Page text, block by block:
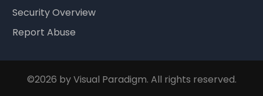
Security Overview
Report Abuse
©2026 by Visual Paradigm. All rights reserved.